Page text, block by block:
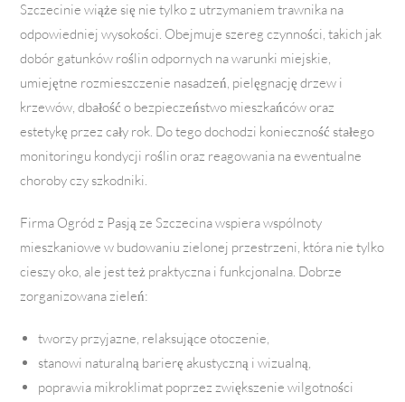
Szczecinie wiąże się nie tylko z utrzymaniem trawnika na
odpowiedniej wysokości. Obejmuje szereg czynności, takich jak
dobór gatunków roślin odpornych na warunki miejskie,
umiejętne rozmieszczenie nasadzeń, pielęgnację drzew i
krzewów, dbałość o bezpieczeństwo mieszkańców oraz
estetykę przez cały rok. Do tego dochodzi konieczność stałego
monitoringu kondycji roślin oraz reagowania na ewentualne
choroby czy szkodniki.
Firma Ogród z Pasją ze Szczecina wspiera wspólnoty
mieszkaniowe w budowaniu zielonej przestrzeni, która nie tylko
cieszy oko, ale jest też praktyczna i funkcjonalna. Dobrze
zorganizowana zieleń:
tworzy przyjazne, relaksujące otoczenie,
stanowi naturalną barierę akustyczną i wizualną,
poprawia mikroklimat poprzez zwiększenie wilgotności